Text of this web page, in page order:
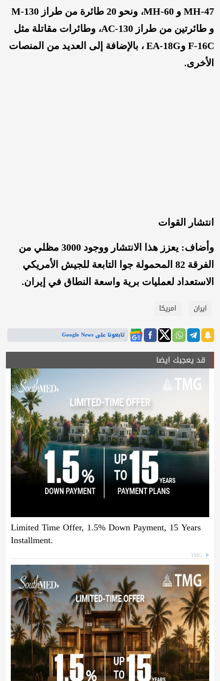
47-MH و 60-MH، ونحو 20 طائرة من طراز 130-M
و طائرتين من طراز 130-AC، وطائرات مقاتلة مثل
F-16C وEA-18G ، بالإضافة إلى العديد من المنصات
الأخرى.
انتشار القوات
وأضاف: يعزز هذا الانتشار ووجود 3000 مظلي من
الفرقة 82 المحمولة جوا التابعة للجيش الأمريكي
الاستعداد لعمليات برية واسعة النطاق في إيران.
ايران امريكا
تابعونا على Google News
قد يعجبك ايضا
Limited Time Offer, 1.5% Down Payment, 15 Years
Installment.
TMG